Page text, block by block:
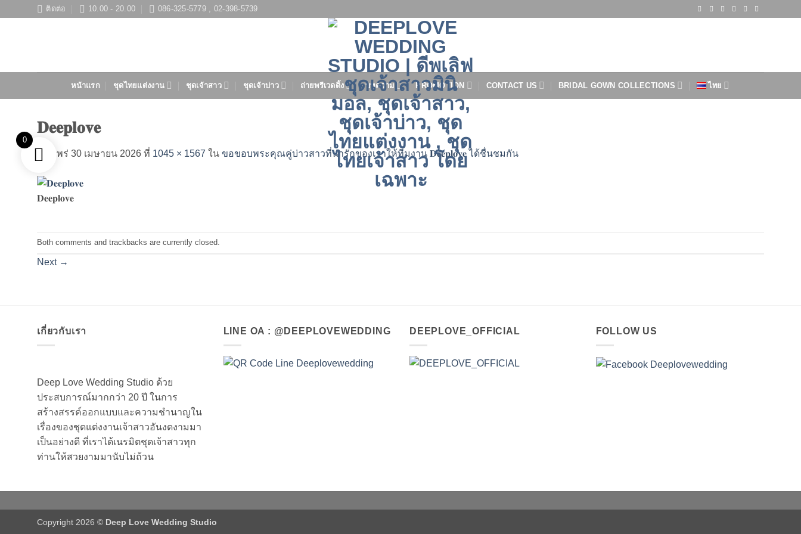
ติดต่อ 10.00 - 20.00 086-325-5779 , 02-398-5739
หน้าแรก ชุดไทยแต่งงาน ชุดเจ้าสาว ชุดเจ้าบ่าว ถ่ายพรีเวดดิ้ง บทความ PROMOTION CONTACT US BRIDAL GOWN COLLECTIONS ไทย
𝐃𝐞𝐞𝐩𝐥𝐨𝐯𝐞
เผยแพร่ 30 เมษายน 2026 ที่ 1045 × 1567 ใน ขอขอบพระคุณคู่บ่าวสาวที่น่ารักของเราให้ทีมงาน 𝐃𝐞𝐞𝐩𝐥𝐨𝐯𝐞 ได้ชื่นชมกัน
𝐃𝐞𝐞𝐩𝐥𝐨𝐯𝐞
Both comments and trackbacks are currently closed.
Next →
เกี่ยวกับเรา
Deep Love Wedding Studio ด้วย
ประสบการณ์มากกว่า 20 ปี ในการ
สร้างสรรค์ออกแบบและความชำนาญใน
เรื่องของชุดแต่งงานเจ้าสาวอันงดงามมา
เป็นอย่างดี ที่เราได้เนรมิตชุดเจ้าสาวทุก
ท่านให้สวยงามมานับไม่ถ้วน
LINE OA : @DEEPLOVEWEDDING DEEPLOVE_OFFICIAL FOLLOW US
Copyright 2026 © Deep Love Wedding Studio
0